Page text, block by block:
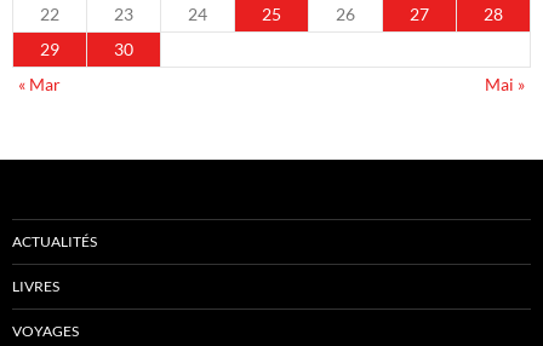
22
23 24 25 26 27
28
29
30
« Mar
Mai »
ACTUALITÉS
LIVRES
VOYAGES